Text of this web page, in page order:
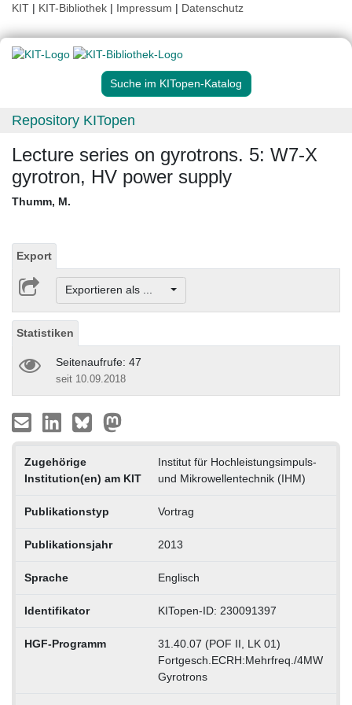
KIT | KIT-Bibliothek | Impressum | Datenschutz
Suche im KITopen-Katalog
Repository KITopen
Lecture series on gyrotrons. 5: W7-X
gyrotron, HV power supply
Thumm, M.
Export
Exportieren als ...
Statistiken
Seitenaufrufe: 47
seit 10.09.2018
Zugehörige
Institution(en) am KIT
Institut für Hochleistungsimpuls-
und Mikrowellentechnik (IHM)
Publikationstyp Vortrag
Publikationsjahr 2013
Sprache Englisch
Identifikator KITopen-ID: 230091397
HGF-Programm
31.40.07 (POF II, LK 01)
Fortgesch.ECRH:Mehrfreq./4MW
Gyrotrons